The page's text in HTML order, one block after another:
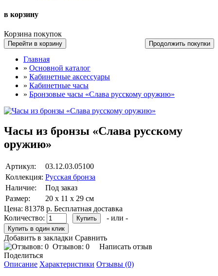
в корзину
Корзина покупок
Перейти в корзину Продолжить покупки
Главная
» Основной каталог
» Кабинетные аксессуары
» Кабинетные часы
» Бронзовые часы «Слава русскому оружию»
Часы из бронзы «Слава русскому
оружию»
Артикул:
03.12.03.05100
Коллекция: Русская бронза
Наличие:
Под заказ
Размер:
20 х 11 х 29 см
Цена: 81378 р. Бесплатная доставка
Количество:
- или -
Добавить в закладки Сравнить
Отзывов: 0
Написать отзыв
Поделиться
Описание Характеристики Отзывы (0)